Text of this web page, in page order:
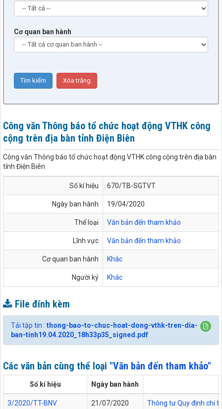
Cơ quan ban hành
Công văn Thông báo tổ chức hoạt động VTHK công
cộng trên địa bàn tỉnh Điện Biên
Công văn Thông báo tổ chức hoạt động VTHK công cộng trên địa bàn
tỉnh Điện Biên
Số kí hiệu 670/TB-SGTVT
Ngày ban hành 19/04/2020
Thể loại Văn bản đến tham khảo
Lĩnh vực Văn bản đến tham khảo
Cơ quan ban hành Khác
Người ký Khác
File đính kèm
Tải tập tin : thong-bao-to-chuc-hoat-dong-vthk-tren-dia-
ban-tinh19.04.2020_18h33p35_signed.pdf
Các văn bản cùng thể loại "Văn bản đến tham khảo"
Số kí hiệu Ngày ban hành
3/2020/TT-BNV 21/07/2020 Thông tư Quy định chi